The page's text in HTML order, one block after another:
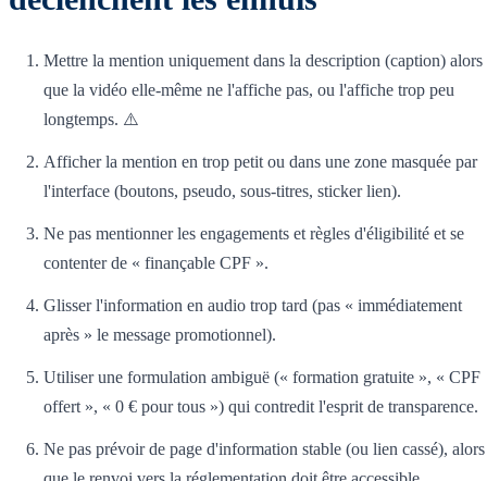
Mettre la mention uniquement dans la description (caption) alors
que la vidéo elle-même ne l'affiche pas, ou l'affiche trop peu
longtemps. ⚠️
Afficher la mention en trop petit ou dans une zone masquée par
l'interface (boutons, pseudo, sous-titres, sticker lien).
Ne pas mentionner les engagements et règles d'éligibilité et se
contenter de « finançable CPF ».
Glisser l'information en audio trop tard (pas « immédiatement
après » le message promotionnel).
Utiliser une formulation ambiguë (« formation gratuite », « CPF
offert », « 0 € pour tous ») qui contredit l'esprit de transparence.
Ne pas prévoir de page d'information stable (ou lien cassé), alors